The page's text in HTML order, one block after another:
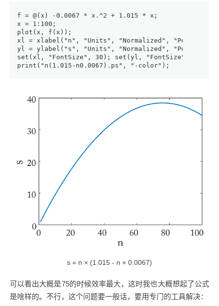
f = @(x) -0.0067 * x.^2 + 1.015 * x;
x = 1:100;
plot(x, f(x));
xl = xlabel("n", "Units", "Normalized",
yl = ylabel("s", "Units", "Normalized",
set(xl, "FontSize", 30); set(yl, "FontSize", 36);
print("n(1.015-n0.0067).ps", "-color");
s = n × (1.015 - n × 0.0067)
可以看出大概是75的时候效率最大，这时我也大概想起了公式
是啥样的。不行，这个问题要一般话，要用专门的工具解决：